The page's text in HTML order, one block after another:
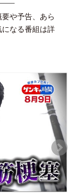
や予告、あら
になる番組は詳